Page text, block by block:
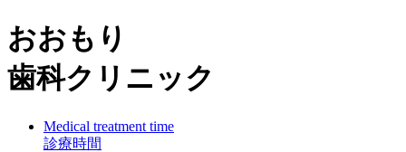
おおもり
歯科クリニック
Medical treatment time
診療時間